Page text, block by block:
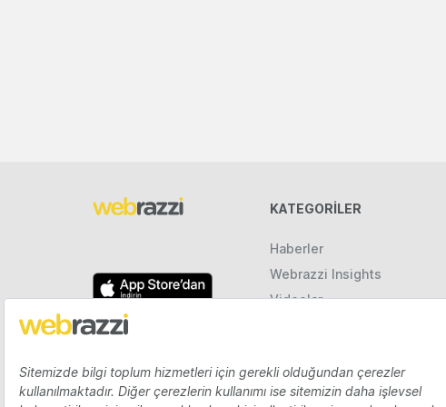
KATEGORILER
Haberler
Webrazzi Insights
Videolar